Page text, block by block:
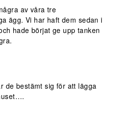
av våra tre
ägg. Vi har haft dem sedan i
hade börjat ge upp tanken
de bestämt sig för att lägga